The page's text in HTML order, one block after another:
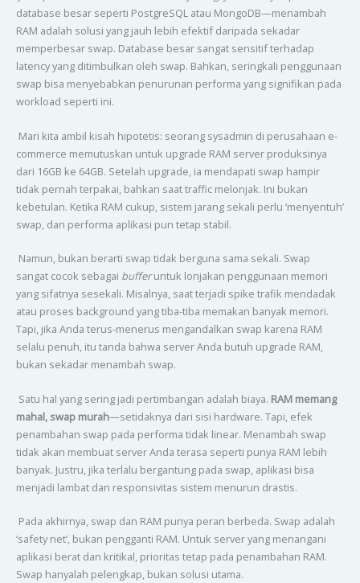
database besar seperti PostgreSQL atau MongoDB—menambah
RAM adalah solusi yang jauh lebih efektif daripada sekadar
memperbesar swap. Database besar sangat sensitif terhadap
latency yang ditimbulkan oleh swap. Bahkan, seringkali penggunaan
swap bisa menyebabkan penurunan performa yang signifikan pada
workload seperti ini.
Mari kita ambil kisah hipotetis: seorang sysadmin di perusahaan e-
commerce memutuskan untuk upgrade RAM server produksinya
dari 16GB ke 64GB. Setelah upgrade, ia mendapati swap hampir
tidak pernah terpakai, bahkan saat traffic melonjak. Ini bukan
kebetulan. Ketika RAM cukup, sistem jarang sekali perlu ‘menyentuh’
swap, dan performa aplikasi pun tetap stabil.
Namun, bukan berarti swap tidak berguna sama sekali. Swap
sangat cocok sebagai bufferuntuk lonjakan penggunaan memori
yang sifatnya sesekali. Misalnya, saat terjadi spike trafik mendadak
atau proses background yang tiba-tiba memakan banyak memori.
Tapi, jika Anda terus-menerus mengandalkan swap karena RAM
selalu penuh, itu tanda bahwa server Anda butuh upgrade RAM,
bukan sekadar menambah swap.
Satu hal yang sering jadi pertimbangan adalah biaya. RAM memang
mahal, swap murah—setidaknya dari sisi hardware. Tapi, efek
penambahan swap pada performa tidak linear. Menambah swap
tidak akan membuat server Anda terasa seperti punya RAM lebih
banyak. Justru, jika terlalu bergantung pada swap, aplikasi bisa
menjadi lambat dan responsivitas sistem menurun drastis.
Pada akhirnya, swap dan RAM punya peran berbeda. Swap adalah
‘safety net’, bukan pengganti RAM. Untuk server yang menangani
aplikasi berat dan kritikal, prioritas tetap pada penambahan RAM.
Swap hanyalah pelengkap, bukan solusi utama.